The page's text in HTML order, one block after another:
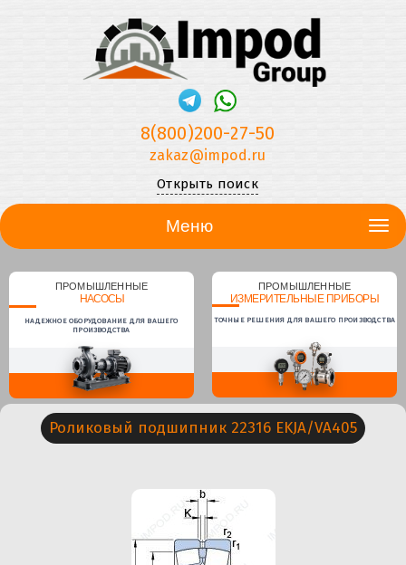
8(800)200-27-50
zakaz@impod.ru
Открыть поиск
Меню
ПРОМЫШЛЕННЫЕ
НАСОСЫ
НАДЕЖНОЕ ОБОРУДОВАНИЕ ДЛЯ ВАШЕГО
ПРОИЗВОДСТВА
ПРОМЫШЛЕННЫЕ
ИЗМЕРИТЕЛЬНЫЕ ПРИБОРЫ
ТОЧНЫЕ РЕШЕНИЯ ДЛЯ ВАШЕГО ПРОИЗВОДСТВА
Роликовый подшипник 22316 EKJA/VA405